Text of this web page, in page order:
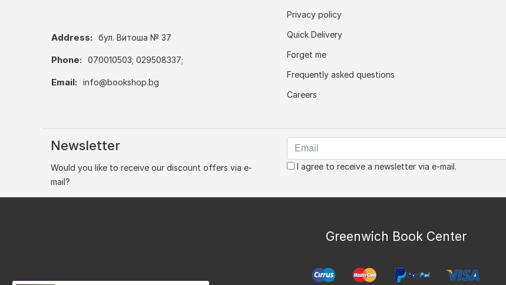
Address: бул. Витоша № 37
Phone: 070010503; 029508337;
Email: info@bookshop.bg
Privacy policy
Quick Delivery
Forget me
Frequently asked questions
Careers
Newsletter
Would you like to receive our discount offers via e-
mail?
I agree to receive a newsletter via e-mail.
Greenwich Book Center